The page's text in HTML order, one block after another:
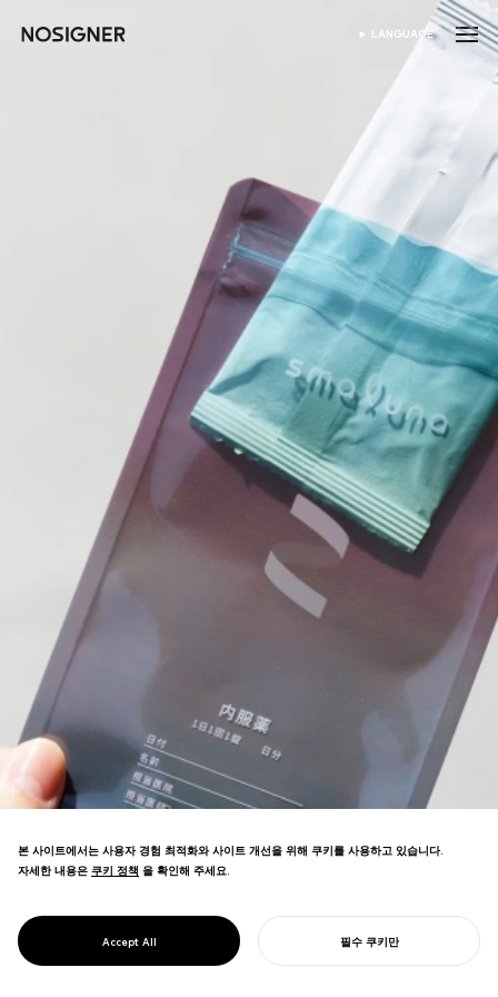
홈 SELECT LANGUAGE
LANGUAGE
PROJECT
SMALUNA
산 자율성을 지원하는 친근하고 긍정적인 브
랜드 경험을 창조하는 디자인.
본 사이트에서는 사용자 경험 최적화와 사이트 개선을 위해 쿠키를 사용하고 있습니다.
자세한 내용은 쿠키 정책
쿠키 정책 을 확인해 주세요.
Accept All 필수 쿠키만